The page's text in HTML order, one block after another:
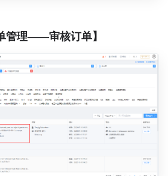
管理——审核订单】